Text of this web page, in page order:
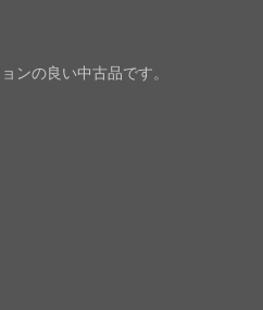
ンの良い中古品です。